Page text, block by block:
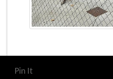
Pin It